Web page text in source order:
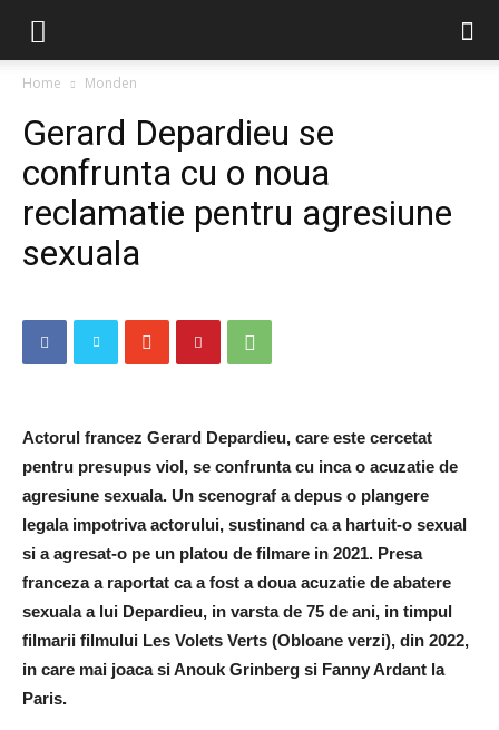
Home Monden
Gerard Depardieu se
confrunta cu o noua
reclamatie pentru agresiune
sexuala
Actorul francez Gerard Depardieu, care este cercetat
pentru presupus viol, se confrunta cu inca o acuzatie de
agresiune sexuala. Un scenograf a depus o plangere
legala impotriva actorului, sustinand ca a hartuit-o sexual
si a agresat-o pe un platou de filmare in 2021. Presa
franceza a raportat ca a fost a doua acuzatie de abatere
sexuala a lui Depardieu, in varsta de 75 de ani, in timpul
filmarii filmului Les Volets Verts (Obloane verzi), din 2022,
in care mai joaca si Anouk Grinberg si Fanny Ardant la
Paris.